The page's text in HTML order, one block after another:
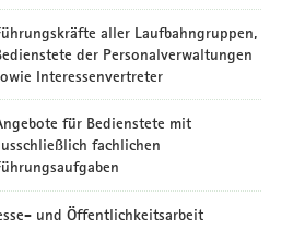
aller Laufbahngruppen,
der Personalverwaltungen
Interessenvertreter
für Bedienstete mit
fachlichen
und Öffentlichkeitsarbeit